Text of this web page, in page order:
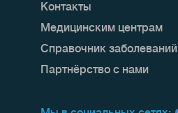
Контакты
Медицинским центрам
Справочник заболеваний
Партнёрство с нами